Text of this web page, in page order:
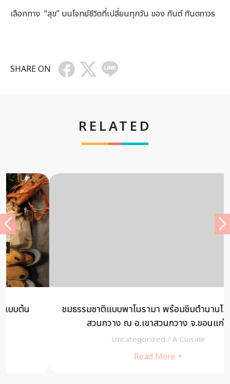
เลือกทาง “สุข” บนโจทย์ชีวิตที่เปลี่ยนทุกวัน ของ กันต์ กันตถาวร
SHARE ON
RELATED
ชมธรรมชาติแบบพาโนรามา พร้อมชิมตำนานไก่ย่างเขา
สวนกวาง ณ อ.เขาสวนกวาง จ.ขอนแก่น
Uncategorized/A Cuisine
Read More +